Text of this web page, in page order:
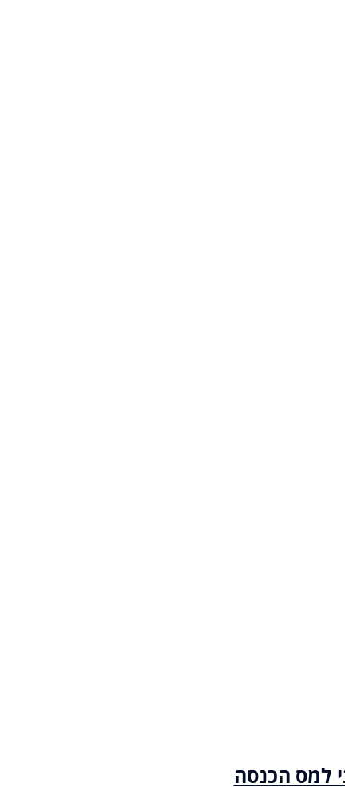
למס הכנסה